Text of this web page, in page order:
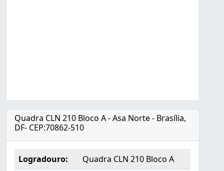
Quadra CLN 210 Bloco A - Asa Norte - Brasília,
DF- CEP:70862-510
Logradouro:
Quadra CLN 210 Bloco A